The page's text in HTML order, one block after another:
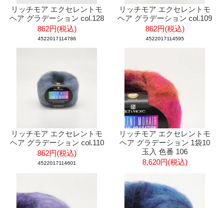
リッチモア エクセレントモ
ヘア グラデーション col.128
862円(税込)
4522017114786
リッチモア エクセレントモ
ヘア グラデーション col.109
862円(税込)
4522017114595
リッチモア エクセレントモ
ヘア グラデーション col.110
862円(税込)
4522017114601
リッチモア エクセレントモ
ヘア グラデーション 1袋10
玉入 色番 106
8,620円(税込)